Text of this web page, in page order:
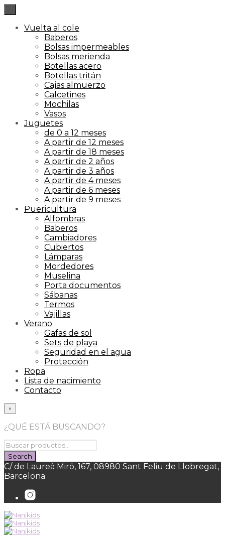
Vuelta al cole
Baberos
Bolsas impermeables
Bolsas merienda
Botellas acero
Botellas tritán
Cajas almuerzo
Calcetines
Mochilas
Vasos
Juguetes
de 0 a 12 meses
A partir de 12 meses
A partir de 18 meses
A partir de 2 años
A partir de 3 años
A partir de 4 meses
A partir de 6 meses
A partir de 9 meses
Puericultura
Alfombras
Baberos
Cambiadores
Cubiertos
Lámparas
Mordedores
Muselina
Porta documentos
Sábanas
Termos
Vajillas
Verano
Gafas de sol
Sets de playa
Seguridad en el agua
Protección
Ropa
Lista de nacimiento
Contacto
×
¿QUÉ ESTÁ BUSCANDO?
C/ de Laureà Miró, 167, 08980 Sant Feliu de Llobregat,
Barcelona